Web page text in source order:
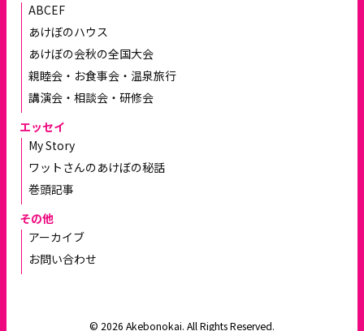
ABCEF
あけぼのハウス
あけぼの会秋の全国大会
親睦会・お食事会・温泉旅行
講演会・相談会・研修会
エッセイ
My Story
ワットさんのあけぼの秘話
巻頭記事
その他
アーカイブ
お問い合わせ
© 2026 Akebonokai. All Rights Reserved.